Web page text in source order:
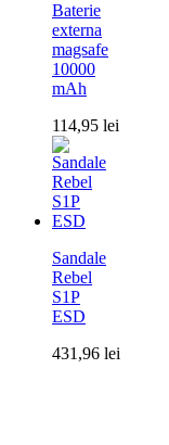
Baterie
externa
magsafe
10000
mAh
114,95 lei
Sandale
Rebel
S1P
ESD
431,96 lei